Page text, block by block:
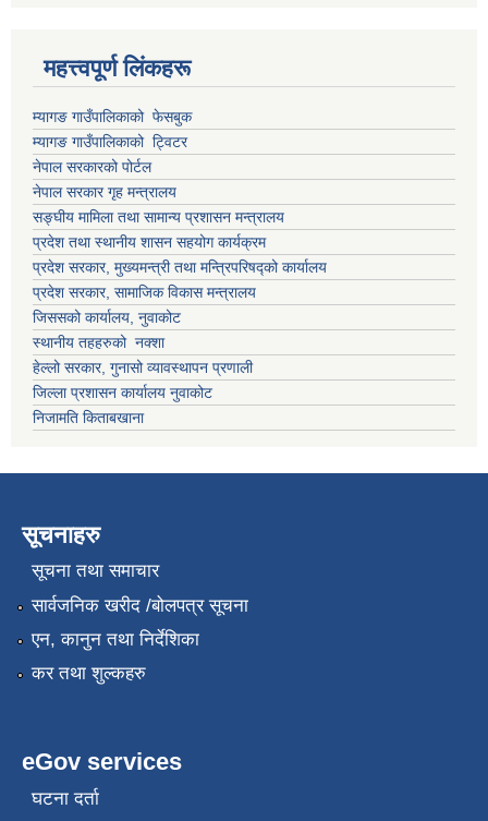
महत्त्वपूर्ण लिंकहरू
म्यागङ गाउँपालिकाको फेसबुक
म्यागङ गाउँपालिकाको ट्विटर
नेपाल सरकारको पोर्टल
नेपाल सरकार गृह मन्त्रालय
सङ्घीय मामिला तथा सामान्य प्रशासन मन्त्रालय
प्रदेश तथा स्थानीय शासन सहयोग कार्यक्रम
प्रदेश सरकार, मुख्यमन्त्री तथा मन्त्रिपरिषद्को कार्यालय
प्रदेश सरकार, सामाजिक विकास मन्त्रालय
जिससको कार्यालय, नुवाकोट
स्थानीय तहहरुको नक्शा
हेल्लो सरकार, गुनासो व्यावस्थापन प्रणाली
जिल्ला प्रशासन कार्यालय नुवाकोट
निजामति किताबखाना
सूचनाहरु
सूचना तथा समाचार
सार्वजनिक खरीद /बोलपत्र सूचना
एन, कानुन तथा निर्देशिका
कर तथा शुल्कहरु
eGov services
घटना दर्ता